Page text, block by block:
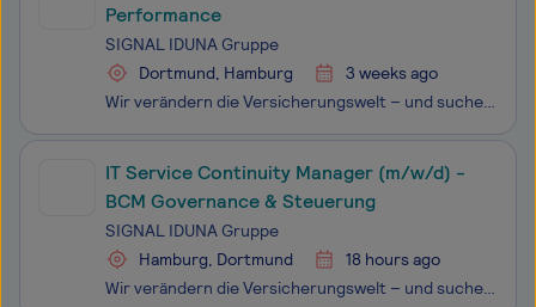
Performance
SIGNAL IDUNA Gruppe
Dortmund, Hamburg
3 weeks ago
Wir verändern die Versicherungswelt – und suchen dich, um die Zukunft mitzugestalten. Als einer der größten deutschen Versicherer und Finanzdienstleister mit Hauptsitz in Hamburg und Dortmund haben wir uns in den letzten Jahren grundlegend transformiert. Unsere moderne und agile Arbeitswelt, in der
IT Service Continuity Manager (m/w/d) -
BCM Governance & Steuerung
SIGNAL IDUNA Gruppe
Hamburg, Dortmund
18 hours ago
Wir verändern die Versicherungswelt – und suchen dich, um die Zukunft mitzugestalten. Als einer der größten deutschen Versicherer und Finanzdienstleister mit Hauptsitz in Hamburg und Dortmund haben wir uns in den letzten Jahren grundlegend transformiert. Unsere moderne und agile Arbeitswelt, in der